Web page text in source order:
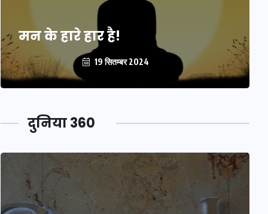
मन के हारे हार है!
19 सितम्बर 2024
दुनिया 360